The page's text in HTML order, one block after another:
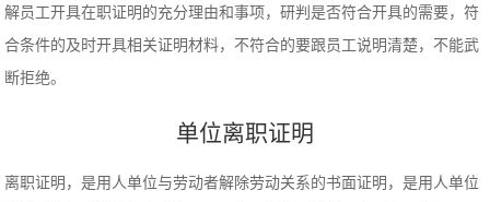
解员工开具在职证明的充分理由和事项，研判是否符合开具的需要，符
合条件的及时开具相关证明材料，不符合的要跟员工说明清楚，不能武
断拒绝。
单位离职证明
离职证明，是用人单位与劳动者解除劳动关系的书面证明，是用人单位